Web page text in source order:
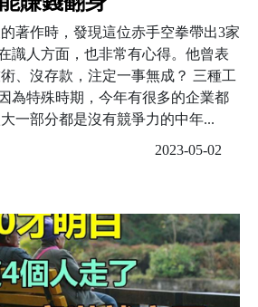
著作時，發現這位赤手空拳帶出3家
識人方面，也非常有心得。他曾表
、沒存款，注定一事無成？ 三種工
為特殊時期，今年有很多的企業都
一部分都是沒有競爭力的中年...
2023-05-02